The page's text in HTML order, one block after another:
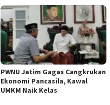
PWNU Jatim Gagas Cangkrukan
Ekonomi Pancasila, Kawal
UMKM Naik Kelas